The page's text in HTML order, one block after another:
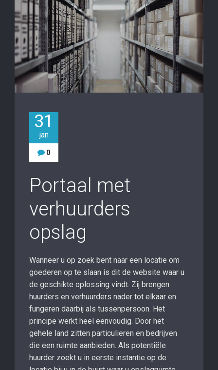
31
jan
0
Portaal met
verhuurders
opslag
Wanneer u op zoek bent naar een locatie om
goederen op te slaan is dit de website waar u
de geschikte oplossing vindt. Zij brengen
huurders en verhuurders nader tot elkaar en
fungeren daarbij als tussenpersoon. Het
principe werkt heel eenvoudig. Door het
gehele land zitten particulieren en bedrijven
die een ruimte aanbieden. Als potentiële
huurder zoekt u in eerste instantie op de